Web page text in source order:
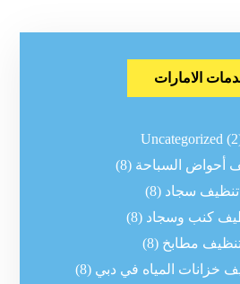
الامارات
Uncategorized
أحواض السباحة (8)
تنظيف سجاد (8)
كنب وسجاد (8)
مطابخ (8)
خزانات المياه في دبي (8)